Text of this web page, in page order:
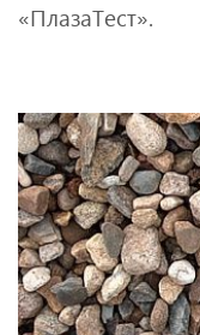
«ПлазаТест».